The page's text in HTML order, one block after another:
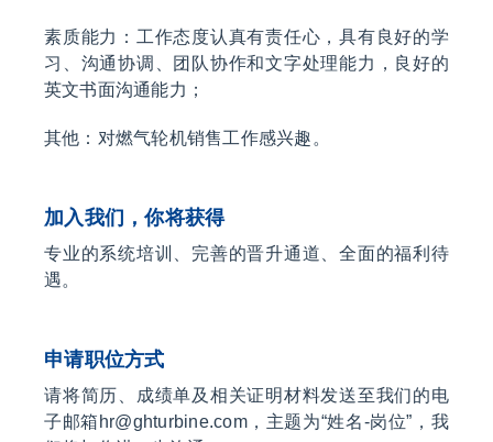
素质能力：工作态度认真有责任心，具有良好的学
习、沟通协调、团队协作和文字处理能力，良好的
英文书面沟通能力；
其他：对燃气轮机销售工作感兴趣。
加入我们，你将获得
专业的系统培训、完善的晋升通道、全面的福利待
遇。
申请职位方式
请将简历、成绩单及相关证明材料发送至我们的电
子邮箱hr@ghturbine.com，主题为“姓名-岗位”，我